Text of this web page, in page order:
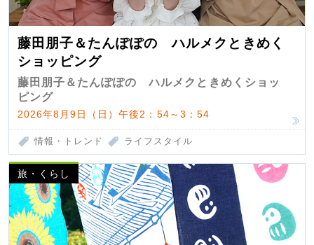
藤田朋子＆たんぽぽの ハルメクときめく
ショッピング
藤田朋子＆たんぽぽの ハルメクときめくショッ
ピング
2026年8月9日（日）午後2：54～3：54
情報・トレンド ライフスタイル
旅・くらし